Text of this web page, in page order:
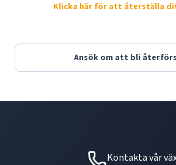
Klicka här för att återställa
Ansök om att bli
Kontakta vår